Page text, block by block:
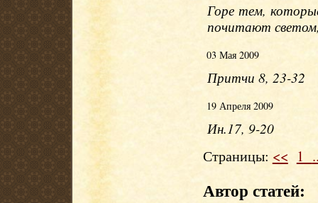
Горе тем,
почитают
03 Мая 2009
Притчи 8, 23-32
19 Апреля 2009
Ин.17, 9-20
Страницы: << 1
Автор статей: